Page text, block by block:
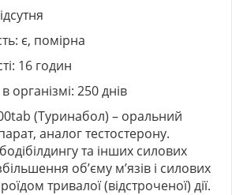
є, помірна
16 годин
організмі: 250 днів
(Туринабол) – оральний
аналог тестостерону.
та інших силових
об’єму м’язів і силових
тривалої (відстроченої) дії.